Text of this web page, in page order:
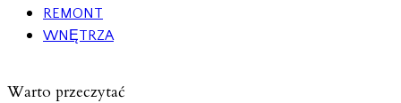
REMONT
WNĘTRZA
Warto przeczytać